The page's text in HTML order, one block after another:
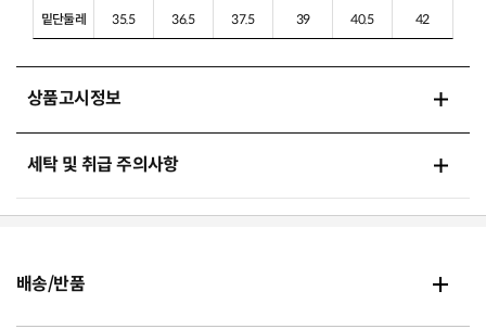
밑단둘레 35.5 36.5 37.5 39 40.5 42
상품고시정보
세탁 및 취급 주의사항
배송/반품